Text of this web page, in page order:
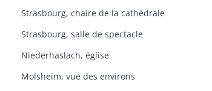
Strasbourg, chaire de la cathédrale
Strasbourg, salle de spectacle
Niederhaslach, église
Molsheim, vue des environs